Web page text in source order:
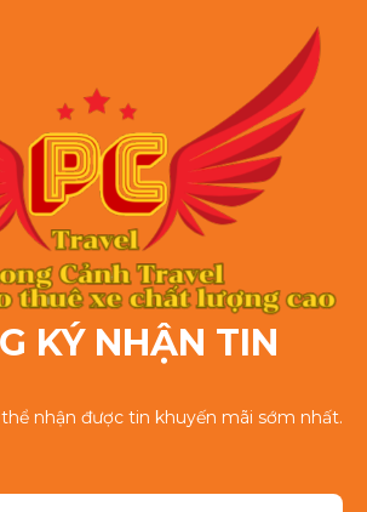
KÝ NHẬN TIN
nhận được tin khuyến mãi sớm nhất.